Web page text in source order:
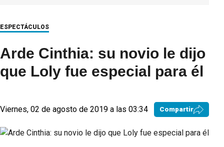
ESPECTÁCULOS
Arde Cinthia: su novio le dijo
que Loly fue especial para él
Viernes, 02 de agosto de 2019 a las 03:34 Compartir